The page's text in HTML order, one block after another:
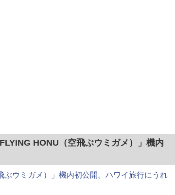
HONU（空飛ぶウミガメ）」機内
ぶウミガメ）」機内初公開。ハワイ旅行にうれ